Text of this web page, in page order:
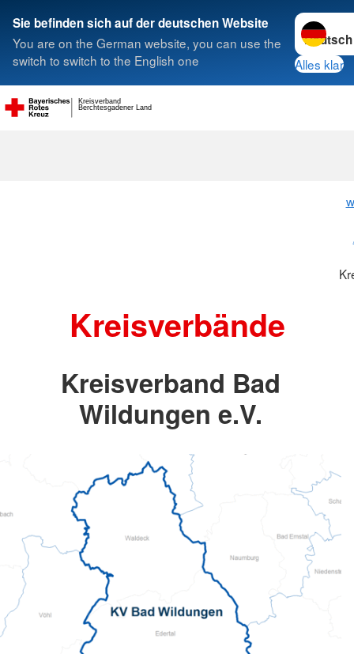
Sie befinden sich auf der deutschen Website
You are on the German website, you can use the
switch to switch to the English one
Sprache
Alles klar
Berchtesgadener Land
Kreisverband
Suche
Kreisverbände
Kreisverband Bad
Wildungen e.V.